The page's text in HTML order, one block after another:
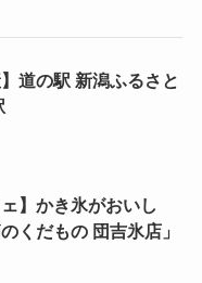
】道の駅 新潟ふるさと
ェ】かき氷がおいし
くだもの 団吉氷店」